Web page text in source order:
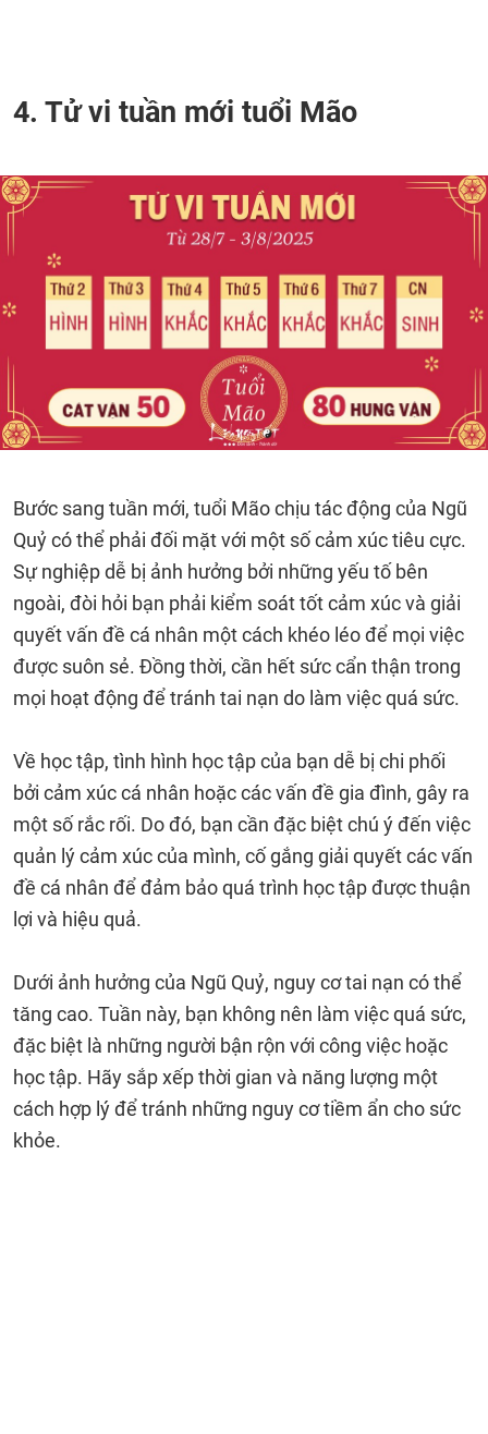
4. Tử vi tuần mới tuổi Mão
Bước sang tuần mới, tuổi Mão chịu tác động của Ngũ
Quỷ có thể phải đối mặt với một số cảm xúc tiêu cực.
Sự nghiệp dễ bị ảnh hưởng bởi những yếu tố bên
ngoài, đòi hỏi bạn phải kiểm soát tốt cảm xúc và giải
quyết vấn đề cá nhân một cách khéo léo để mọi việc
được suôn sẻ. Đồng thời, cần hết sức cẩn thận trong
mọi hoạt động để tránh tai nạn do làm việc quá sức.
Về học tập, tình hình học tập của bạn dễ bị chi phối
bởi cảm xúc cá nhân hoặc các vấn đề gia đình, gây ra
một số rắc rối. Do đó, bạn cần đặc biệt chú ý đến việc
quản lý cảm xúc của mình, cố gắng giải quyết các vấn
đề cá nhân để đảm bảo quá trình học tập được thuận
lợi và hiệu quả.
Dưới ảnh hưởng của Ngũ Quỷ, nguy cơ tai nạn có thể
tăng cao. Tuần này, bạn không nên làm việc quá sức,
đặc biệt là những người bận rộn với công việc hoặc
học tập. Hãy sắp xếp thời gian và năng lượng một
cách hợp lý để tránh những nguy cơ tiềm ẩn cho sức
khỏe.